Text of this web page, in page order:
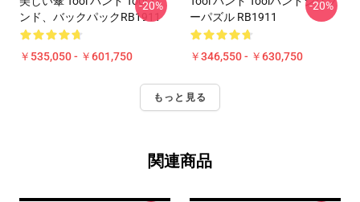
ンド、バックパックRB1911
￥535,050 - ￥601,750
-20%
ーパズル RB1911
￥346,550 - ￥630,750
-20%
もっと見る
関連商品